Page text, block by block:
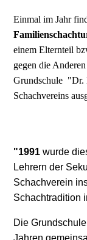
Einmal im Jahr
einem Elternteil
gegen die
Grundschule "Dr.
Schachvereins
"1991 wurde
Lehrern der
Schachverein
Schachtradition
Die
Jahren